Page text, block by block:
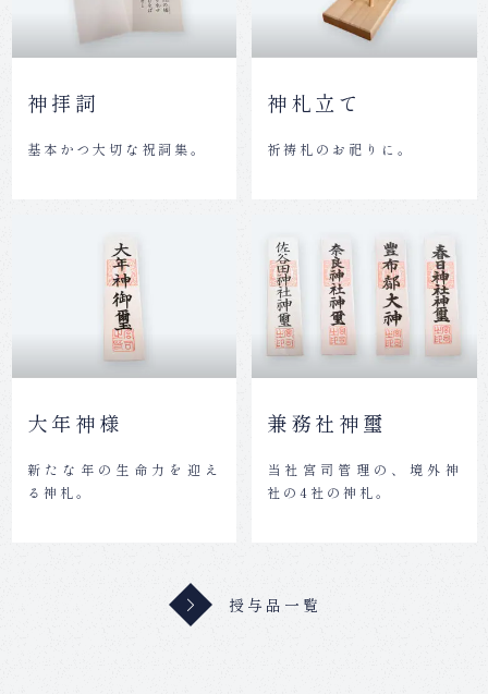
神拝詞
基本かつ大切な祝詞集。
神札立て
祈祷札のお祀りに。
大年神様
新たな年の生命力を迎え
る神札。
兼務社神璽
当社宮司管理の、境外神
社の4社の神札。
授与品一覧